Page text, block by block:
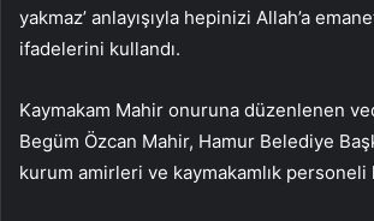
yakmaz’ anlayışıyla hepinizi Allah’a
ifadelerini kullandı.
Kaymakam Mahir onuruna düzenlenen
Begüm Özcan Mahir, Hamur Belediye
kurum amirleri ve kaymakamlık personeli